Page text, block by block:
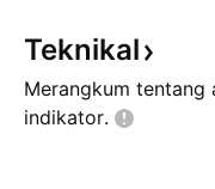
Teknikal
Merangkum tentang
indikator.